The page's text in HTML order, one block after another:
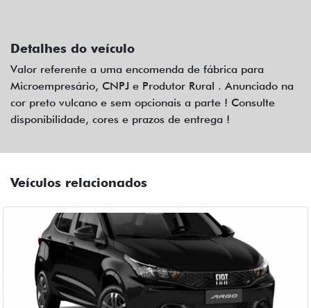
Detalhes do veículo
Valor referente a uma encomenda de fábrica para
Microempresário, CNPJ e Produtor Rural . Anunciado na
cor preto vulcano e sem opcionais a parte ! Consulte
disponibilidade, cores e prazos de entrega !
Veículos relacionados